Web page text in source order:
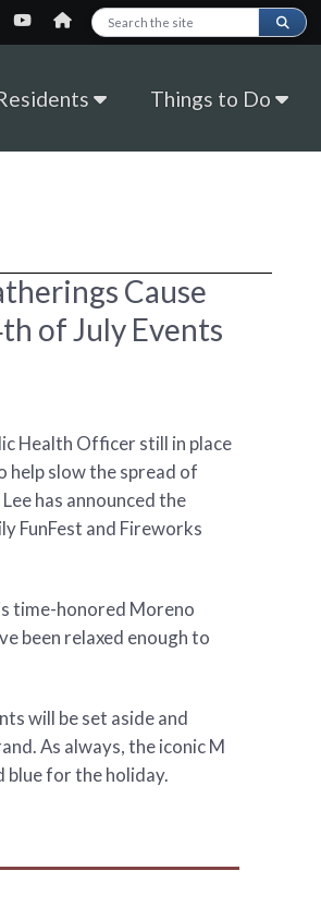
Search this site
Things to Do
Cause
of July Events
Health Officer still in place
help slow the spread of
has announced the
FunFest and Fireworks
time-honored Moreno
been relaxed enough to
will be set aside and
As always, the iconic M
blue for the holiday.